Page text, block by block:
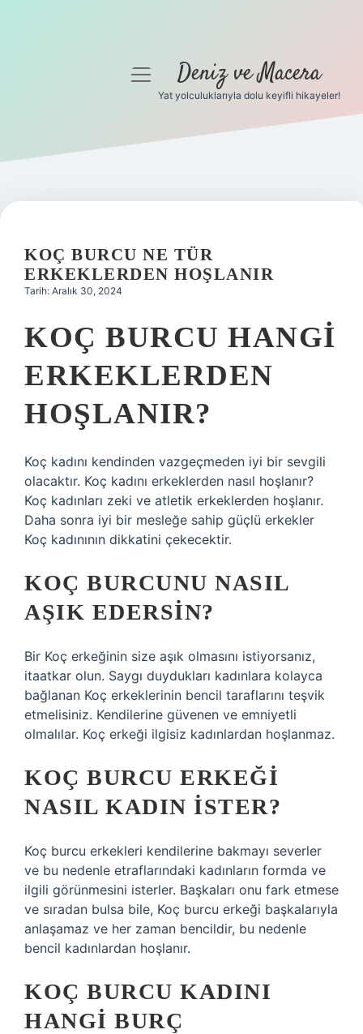
Gizlilik Politikası
Yasal Uyarı
menüyüDeniz ve Macera
Yat yolculuklarıyla dolu keyifli hikayeler!
KOÇ BURCU NE TÜR
ERKEKLERDEN HOŞLANIR
Tarih: Aralık 30, 2024
KOÇ BURCU HANGI
ERKEKLERDEN
HOŞLANIR?
Koç kadını kendinden vazgeçmeden iyi bir sevgili
olacaktır. Koç kadını erkeklerden nasıl hoşlanır?
Koç kadınları zeki ve atletik erkeklerden hoşlanır.
Daha sonra iyi bir mesleğe sahip güçlü erkekler
Koç kadınının dikkatini çekecektir.
KOÇ BURCUNU NASIL
AŞIK EDERSIN?
Bir Koç erkeğinin size aşık olmasını istiyorsanız,
itaatkar olun. Saygı duydukları kadınlara kolayca
bağlanan Koç erkeklerinin bencil taraflarını teşvik
etmelisiniz. Kendilerine güvenen ve emniyetli
olmalılar. Koç erkeği ilgisiz kadınlardan hoşlanmaz.
KOÇ BURCU ERKEĞI
NASIL KADIN ISTER?
Koç burcu erkekleri kendilerine bakmayı severler
ve bu nedenle etraflarındaki kadınların formda ve
ilgili görünmesini isterler. Başkaları onu fark etmese
ve sıradan bulsa bile, Koç burcu erkeği başkalarıyla
anlaşamaz ve her zaman bencildir, bu nedenle
bencil kadınlardan hoşlanır.
KOÇ BURCU KADINI
HANGI BURÇ